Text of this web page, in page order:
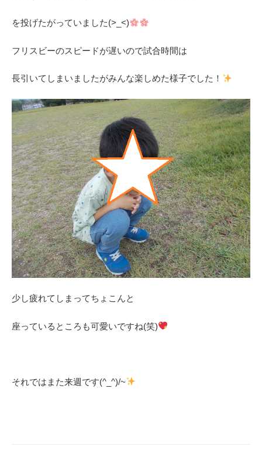
を投げたがっていました(>_<)
フリスビーのスピードが遅いので試合時間は
長引いてしまいましたがみんな楽しめた様子でした！
少し疲れてしまってちょこんと
座っているところも可愛いですね(笑)
それではまた来週です(^_^)/~